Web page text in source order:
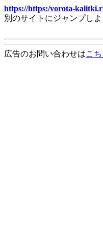
https://https:/vorota-
別のサイトにジャンプし
広告のお問い合わせはこ